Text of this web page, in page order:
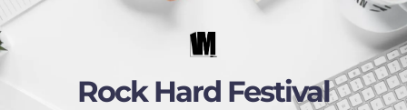
Rock Hard Festival